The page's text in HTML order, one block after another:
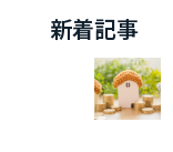
新着記事